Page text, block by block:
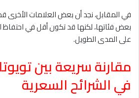
في المقابل، نجد أن بعض العلامات الأخرى
بعض فئاتها، لكنها قد تكون أقل في احتفاظ
على المدى الطويل.
مقارنة سريعة بين
في الشرائح السعرية